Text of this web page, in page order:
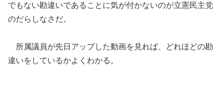
でもない勘違いであることに気が付かないのが立憲民主党
のだらしなさだ。
所属議員が先日アップした動画を見れば、どれほどの勘
違いをしているかよくわかる。